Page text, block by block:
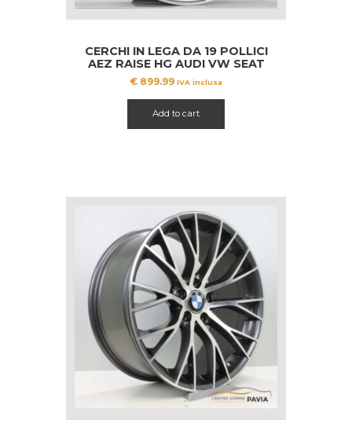
CERCHI IN LEGA DA 19 POLLICI
AEZ RAISE HG AUDI VW SEAT
SKODA CUPRA MERCEDES
€ 899.99 IVA inclusa
Add to cart